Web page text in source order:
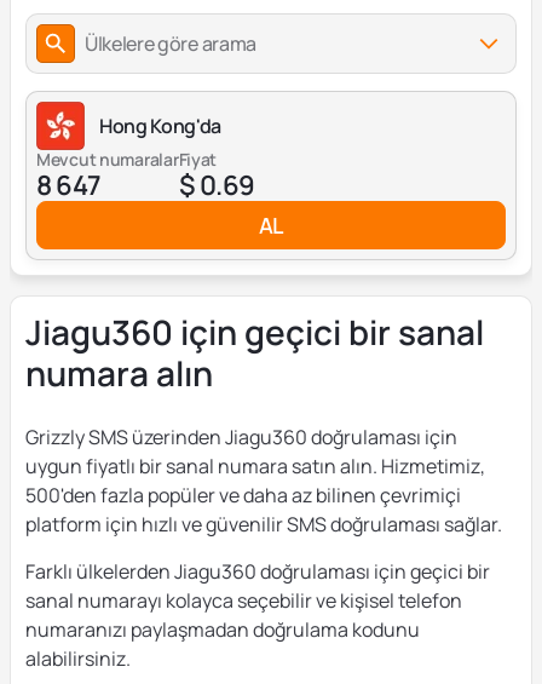
Ülkelere göre arama
Hong Kong'da
Mevcut numaralar
8 647
Fiyat
$ 0.69
AL
Jiagu360 için geçici bir sanal
numara alın
Grizzly SMS üzerinden Jiagu360 doğrulaması için
uygun fiyatlı bir sanal numara satın alın. Hizmetimiz,
500'den fazla popüler ve daha az bilinen çevrimiçi
platform için hızlı ve güvenilir SMS doğrulaması sağlar.
Farklı ülkelerden Jiagu360 doğrulaması için geçici bir
sanal numarayı kolayca seçebilir ve kişisel telefon
numaranızı paylaşmadan doğrulama kodunu
alabilirsiniz.